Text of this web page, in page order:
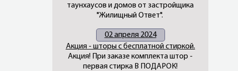
таунхаусов и домов от застройщика
"Жилищный Ответ".
02 апреля 2024
Акция - шторы с бесплатной стиркой.
Акция! При заказе комплекта штор -
первая стирка В ПОДАРОК!